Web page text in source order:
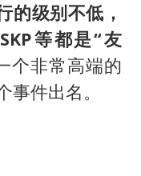
的级别不低，
等都是“友
个非常高端的
件出名。